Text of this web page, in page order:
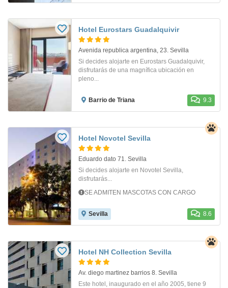
Hotel Eurostars Guadalquivir
Avenida republica argentina, 23. Sevilla
Si decides alojarte en Eurostars Guadalquivir,
disfrutarás de una magnífica ubicación en
pleno...
Barrio de Triana 9.3
Hotel Novotel Sevilla
Eduardo dato 71. Sevilla
Si decides alojarte en Novotel Sevilla,
disfrutarás...
SE ADMITEN MASCOTAS CON CARGO
Sevilla 8.6
Hotel NH Collection Sevilla
Av. diego martinez barrios 8. Sevilla
Este hotel, inaugurado en el año 2005, tiene 9